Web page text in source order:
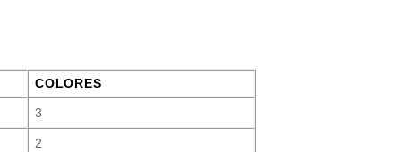
COLORES
3
2